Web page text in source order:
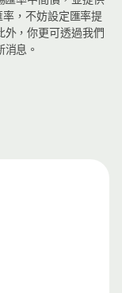
，不妨設定匯率提
外，你更可透過我們
息。